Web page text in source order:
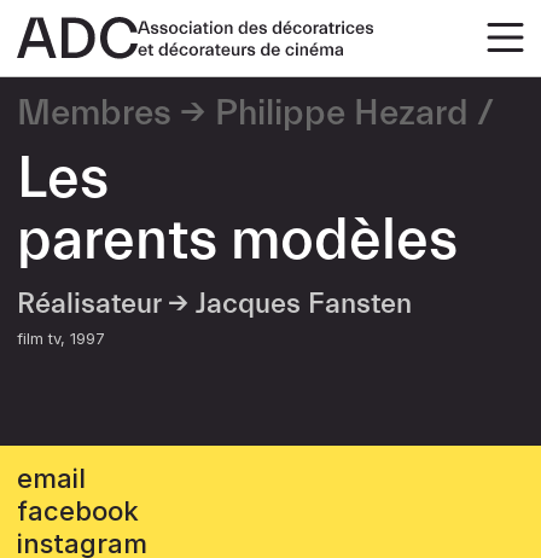
Membres Philippe Hezard
Les
parents modèles
Réalisateur → Jacques Fansten
film tv 1997
email
facebook
instagram